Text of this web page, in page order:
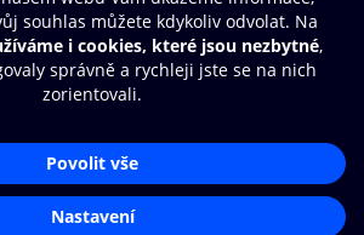
osobních údajů
Aplikace O2 Knihovna
Čti a poslouchej své e-knihy a